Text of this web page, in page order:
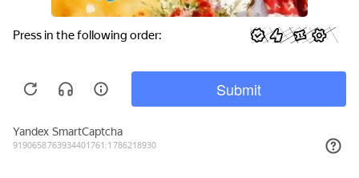
защищены
Исключительное право на технологическую платформу
«1С:Предприятие 8» и типовые конфигурации программных
этом сайте, принадлежит ООО «1С-Софт» - 100% дочерней
компании АО «Группа 1С»